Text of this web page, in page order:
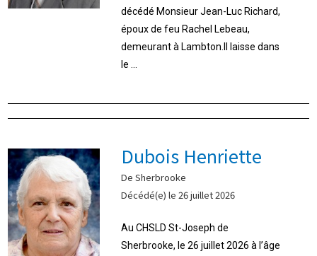
décédé Monsieur Jean-Luc Richard,
époux de feu Rachel Lebeau,
demeurant à Lambton.Il laisse dans
le ...
Dubois Henriette
De Sherbrooke
Décédé(e) le 26 juillet 2026
Au CHSLD St-Joseph de
Sherbrooke, le 26 juillet 2026 à l’âge